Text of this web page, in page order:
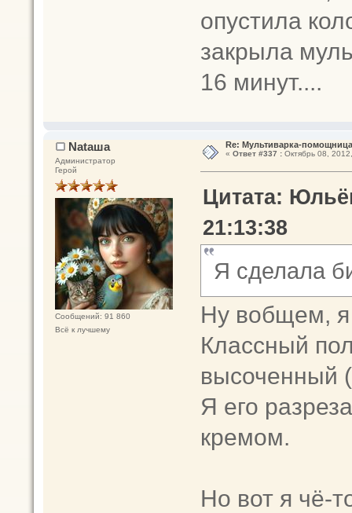
опустила
закрыла
16 минут....
Nataшa
Администратор
Герой
Сообщений: 91 860
Всё к лучшему
Re: Мультиварка-
« Ответ #337 :Октябрь 08,
Цитата:
21:13:38
Я сделала
Ну вобщем, я
Классный
высоченный
Я его
кремом.
Но вот я чё-